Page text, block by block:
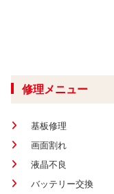
修理メニュー
基板修理
画面割れ
液晶不良
バッテリー交換